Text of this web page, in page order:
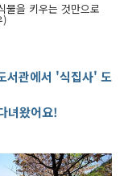
물을 키우는 것만으로
)
서관에서 '식집사' 도
녀왔어요!